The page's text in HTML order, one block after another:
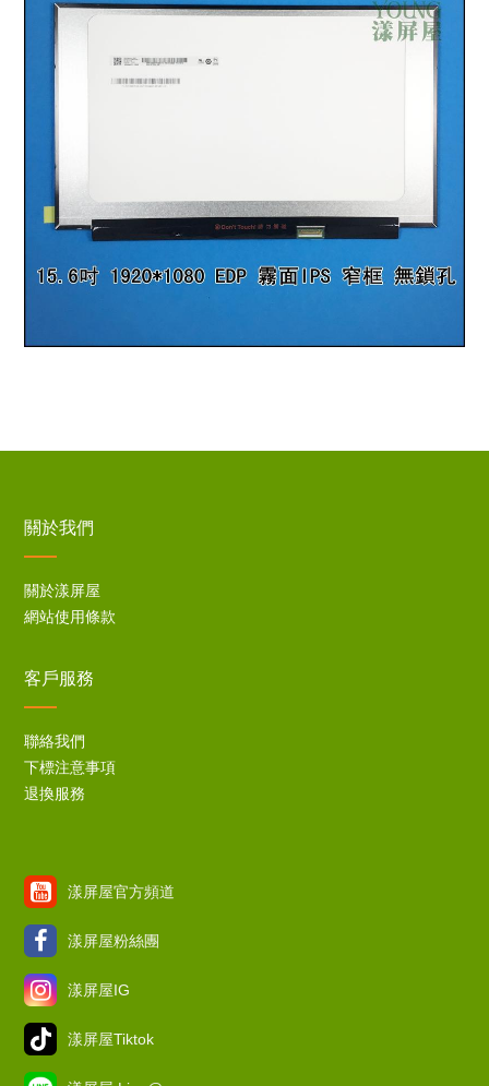
關於我們
關於漾屏屋
網站使用條款
客戶服務
聯絡我們
下標注意事項
退換服務
漾屏屋官方頻道
漾屏屋粉絲團
漾屏屋IG
漾屏屋Tiktok